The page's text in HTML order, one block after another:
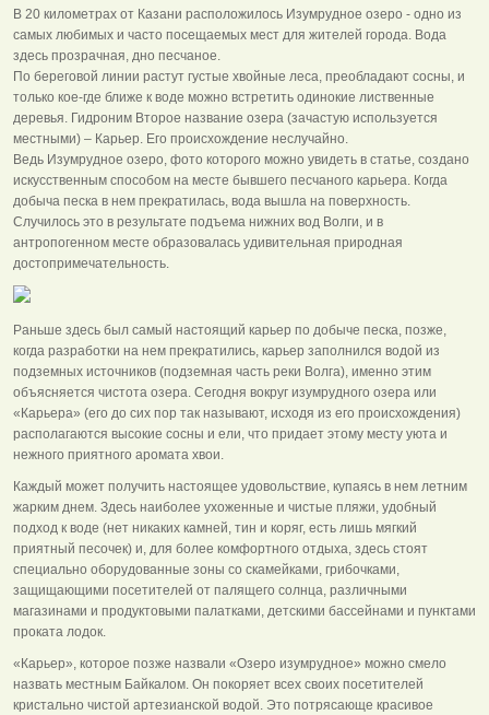
В 20 километрах от Казани расположилось Изумрудное озеро - одно из
самых любимых и часто посещаемых мест для жителей города. Вода
здесь прозрачная, дно песчаное.
По береговой линии растут густые хвойные леса, преобладают сосны, и
только кое-где ближе к воде можно встретить одинокие лиственные
деревья. Гидроним Второе название озера (зачастую используется
местными) – Карьер. Его происхождение неслучайно.
Ведь Изумрудное озеро, фото которого можно увидеть в статье, создано
искусственным способом на месте бывшего песчаного карьера. Когда
добыча песка в нем прекратилась, вода вышла на поверхность.
Случилось это в результате подъема нижних вод Волги, и в
антропогенном месте образовалась удивительная природная
достопримечательность.
Раньше здесь был самый настоящий карьер по добыче песка, позже,
когда разработки на нем прекратились, карьер заполнился водой из
подземных источников (подземная часть реки Волга), именно этим
объясняется чистота озера. Сегодня вокруг изумрудного озера или
«Карьера» (его до сих пор так называют, исходя из его происхождения)
располагаются высокие сосны и ели, что придает этому месту уюта и
нежного приятного аромата хвои.
Каждый может получить настоящее удовольствие, купаясь в нем летним
жарким днем. Здесь наиболее ухоженные и чистые пляжи, удобный
подход к воде (нет никаких камней, тин и коряг, есть лишь мягкий
приятный песочек) и, для более комфортного отдыха, здесь стоят
специально оборудованные зоны со скамейками, грибочками,
защищающими посетителей от палящего солнца, различными
магазинами и продуктовыми палатками, детскими бассейнами и пунктами
проката лодок.
«Карьер», которое позже назвали «Озеро изумрудное» можно смело
назвать местным Байкалом. Он покоряет всех своих посетителей
кристально чистой артезианской водой. Это потрясающе красивое